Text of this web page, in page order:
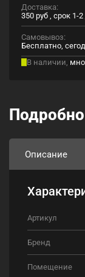
Доставка:
350 руб , срок 1-
Самовывоз:
Бесплатно,
В наличии,
Описание
Артикул
Бренд
Помещение